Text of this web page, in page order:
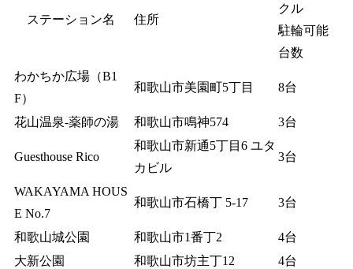
ステーション名 住所
クル
駐輪可能
台数
わかちか広場（B1
F）
和歌山市美園町5丁目 8台
花山温泉-薬師の湯 和歌山市鳴神574 3台
Guesthouse Rico
和歌山市新通5丁目6 ユタ
カビル
3台
WAKAYAMA HOUS
E No.7
和歌山市石橋丁 5-17 3台
和歌山城公園 和歌山市1番丁2
4台
大新公園
和歌山市坊主丁12
4台